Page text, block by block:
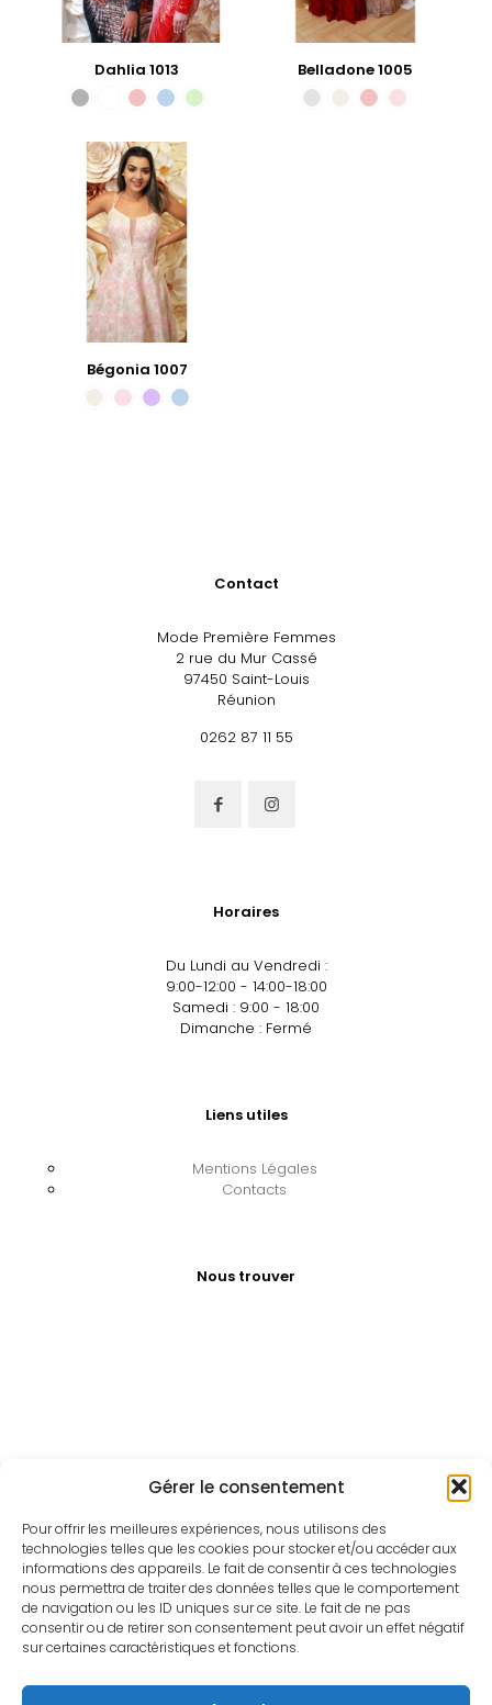
Gérer le consentement
Pour offrir les meilleures expériences, nous utilisons des
technologies telles que les cookies pour stocker et/ou accéder aux
informations des appareils. Le fait de consentir à ces technologies
nous permettra de traiter des données telles que le comportement
de navigation ou les ID uniques sur ce site. Le fait de ne pas
consentir ou de retirer son consentement peut avoir un effet négatif
sur certaines caractéristiques et fonctions.
Dahlia 1013 Belladone 1005
Bégonia 1007
Contact
Mode Première Femmes
2 rue du Mur Cassé
97450 Saint-Louis
Réunion
0262 87 11 55
Horaires
Du Lundi au Vendredi :
9:00-12:00 - 14:00-18:00
Samedi : 9:00 - 18:00
Dimanche : Fermé
Liens utiles
Mentions Légales
Contacts
Nous trouver